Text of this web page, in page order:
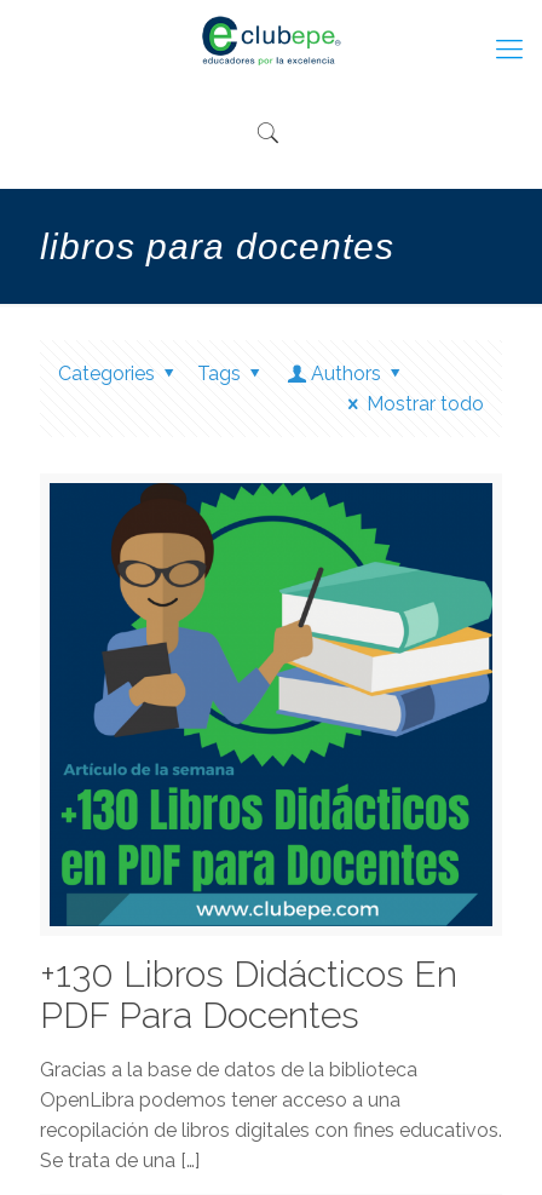
libros para docentes
Categories Tags
Authors
Mostrar todo
+130 Libros Didácticos En
PDF Para Docentes
Gracias a la base de datos de la biblioteca
OpenLibra podemos tener acceso a una
recopilación de libros digitales con fines educativos.
Se trata de una […]